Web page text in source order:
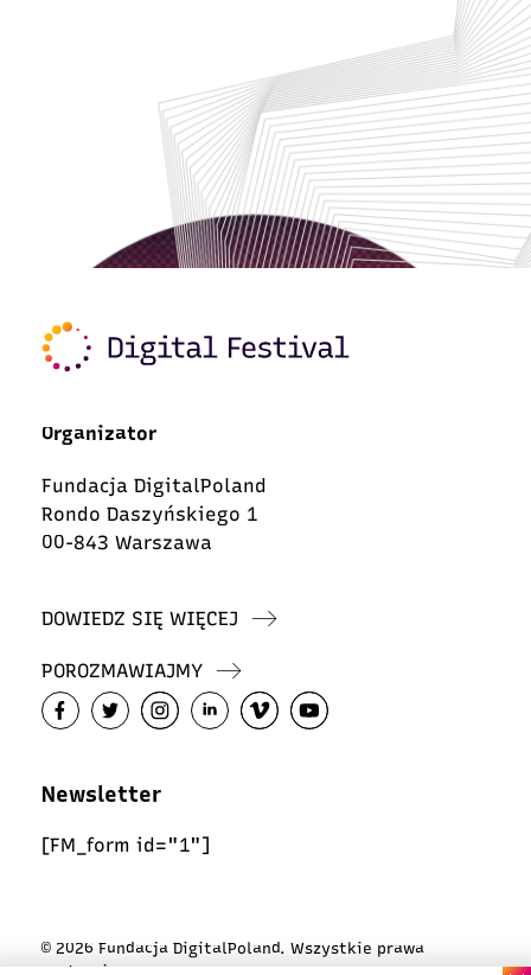
Organizator
Fundacja DigitalPoland
Rondo Daszyńskiego 1
00-843 Warszawa
DOWIEDZ SIĘ WIĘCEJ
POROZMAWIAJMY
Newsletter
[FM_form id="1"]
© 2026 Fundacja DigitalPoland. Wszystkie prawa
zastrzeżone